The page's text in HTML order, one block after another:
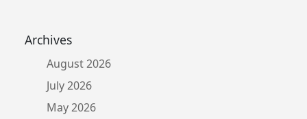
Archives
August 2026
July 2026
May 2026